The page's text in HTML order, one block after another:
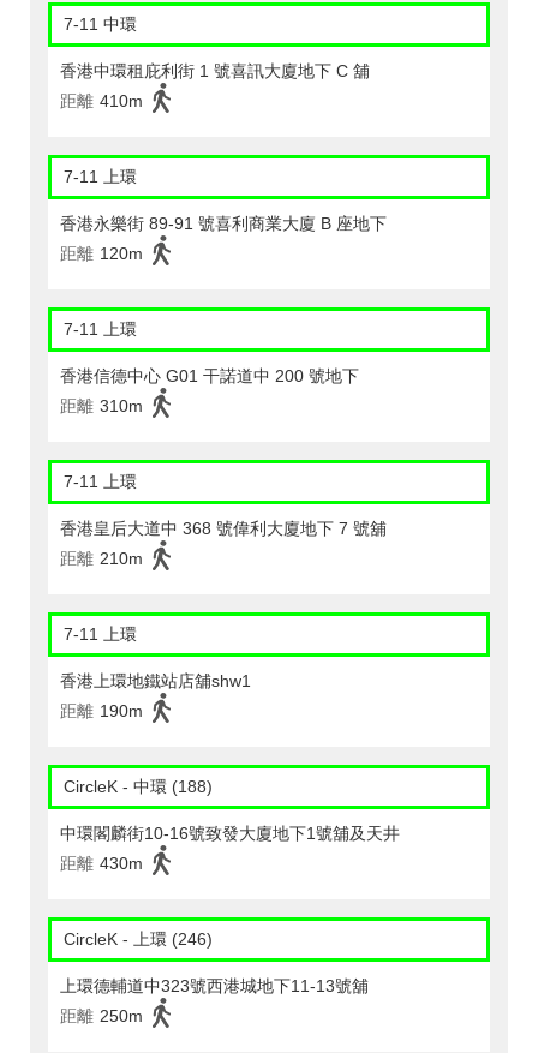
7-11 中環
香港中環租庇利街 1 號喜訊大廈地下 C 舖
距離 410m
7-11 上環
香港永樂街 89-91 號喜利商業大廈 B 座地下
距離 120m
7-11 上環
香港信德中心 G01 干諾道中 200 號地下
距離 310m
7-11 上環
香港皇后大道中 368 號偉利大廈地下 7 號舖
距離 210m
7-11 上環
香港上環地鐵站店舖shw1
距離 190m
CircleK - 中環 (188)
中環閣麟街10-16號致發大廈地下1號舖及天井
距離 430m
CircleK - 上環 (246)
上環德輔道中323號西港城地下11-13號舖
距離 250m